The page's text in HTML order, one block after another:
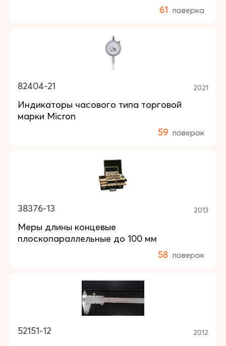
61 поверка
82404-21 2021
Индикаторы часового типа торговой
марки Micron
59 поверок
38376-13 2013
Меры длины концевые
плоскопараллельные до 100 мм
58 поверок
52151-12 2012